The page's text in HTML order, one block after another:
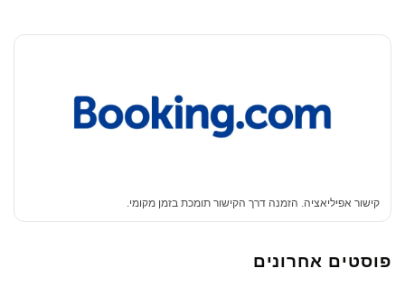
קישור אפיליאציה. הזמנה דרך הקישור תומכת בזמן מקומי.
פוסטים אחרונים